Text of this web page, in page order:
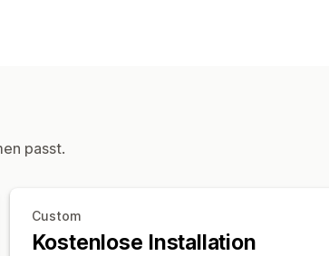
passt.
Custom
Kostenlose Installation